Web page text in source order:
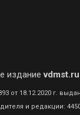
изданиеvdmst.ru
от 18.12.2020 г.
и редакции: